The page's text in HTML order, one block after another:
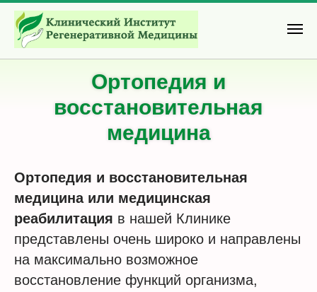
Ортопедия и
восстановительная
медицина
Ортопедия и восстановительная
медицина или медицинская
реабилитация в нашей Клинике
представлены очень широко и направлены
на максимально возможное
восстановление функций организма,